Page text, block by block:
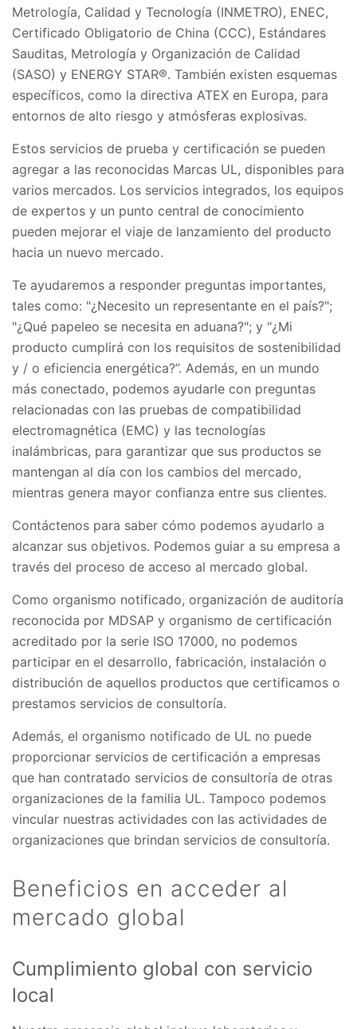
Metrología, Calidad y Tecnología (INMETRO), ENEC,
Certificado Obligatorio de China (CCC), Estándares
Sauditas, Metrología y Organización de Calidad
(SASO) y ENERGY STAR®. También existen esquemas
específicos, como la directiva ATEX en Europa, para
entornos de alto riesgo y atmósferas explosivas.
Estos servicios de prueba y certificación se pueden
agregar a las reconocidas Marcas UL, disponibles para
varios mercados. Los servicios integrados, los equipos
de expertos y un punto central de conocimiento
pueden mejorar el viaje de lanzamiento del producto
hacia un nuevo mercado.
Te ayudaremos a responder preguntas importantes,
tales como: "¿Necesito un representante en el país?";
"¿Qué papeleo se necesita en aduana?"; y "¿Mi
producto cumplirá con los requisitos de sostenibilidad
y / o eficiencia energética?”. Además, en un mundo
más conectado, podemos ayudarle con preguntas
relacionadas con las pruebas de compatibilidad
electromagnética (EMC) y las tecnologías
inalámbricas, para garantizar que sus productos se
mantengan al día con los cambios del mercado,
mientras genera mayor confianza entre sus clientes.
Contáctenos para saber cómo podemos ayudarlo a
alcanzar sus objetivos. Podemos guiar a su empresa a
través del proceso de acceso al mercado global.
Como organismo notificado, organización de auditoría
reconocida por MDSAP y organismo de certificación
acreditado por la serie ISO 17000, no podemos
participar en el desarrollo, fabricación, instalación o
distribución de aquellos productos que certificamos o
prestamos servicios de consultoría.
Además, el organismo notificado de UL no puede
proporcionar servicios de certificación a empresas
que han contratado servicios de consultoría de otras
organizaciones de la familia UL. Tampoco podemos
vincular nuestras actividades con las actividades de
organizaciones que brindan servicios de consultoría.
Beneficios en acceder al
mercado global
Cumplimiento global con servicio
local